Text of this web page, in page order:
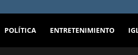
POLÍTICA ENTRETENIMIENTO